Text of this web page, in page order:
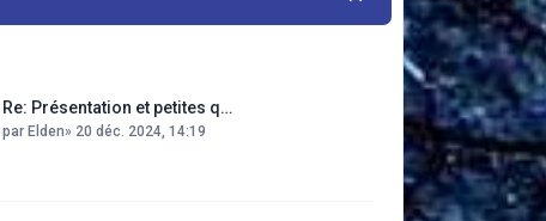
Re: Présentation et petites q…
par Elden» 20 déc. 2024, 14:19